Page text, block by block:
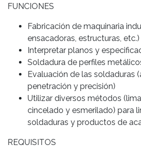
FUNCIONES
Fabricación de maquinaria
ensacadoras, estructuras, etc.)
Interpretar planos y
Soldadura de perfiles
Evaluación de las soldaduras
penetración y precisión)
Utilizar diversos métodos
cincelado y esmerilado) para
soldaduras y productos de
REQUISITOS